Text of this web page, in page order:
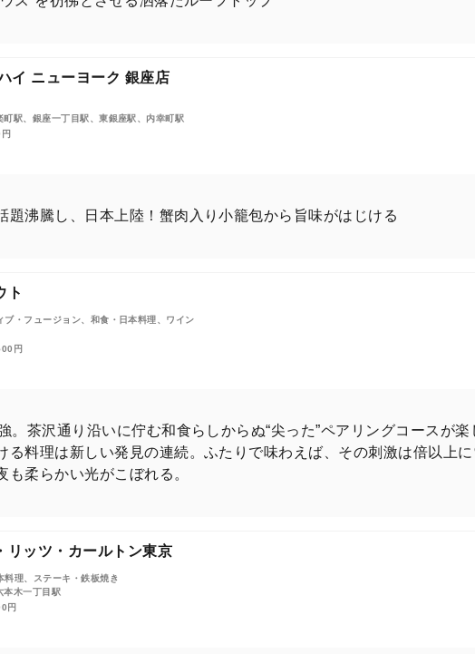
イ ニューヨーク 銀座店
町駅、銀座一丁目駅、東銀座駅、内幸町駅
題沸騰し、日本上陸！蟹肉入り小籠包から旨味がはじける
ト
ブ・フュージョン、和食・日本料理、ワイン
円
。茶沢通り沿いに佇む和食らしからぬ“尖った”ペアリングコースが
る料理は新しい発見の連続。ふたりで味わえば、その刺激は倍以上
も柔らかい光がこぼれる。
リッツ・カールトン東京
料理、ステーキ・鉄板焼き
本木一丁目駅
円